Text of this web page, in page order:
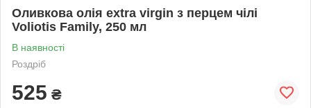
Оливкова олія extra virgin з перцем чілі
Voliotis Family, 250 мл
В наявності
Роздріб
525 ₴